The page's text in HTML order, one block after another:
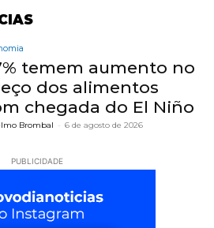
temem aumento no
dos alimentos
chegada do El Niño
Brombal - 6 de agosto de 2026
PUBLICIDADE